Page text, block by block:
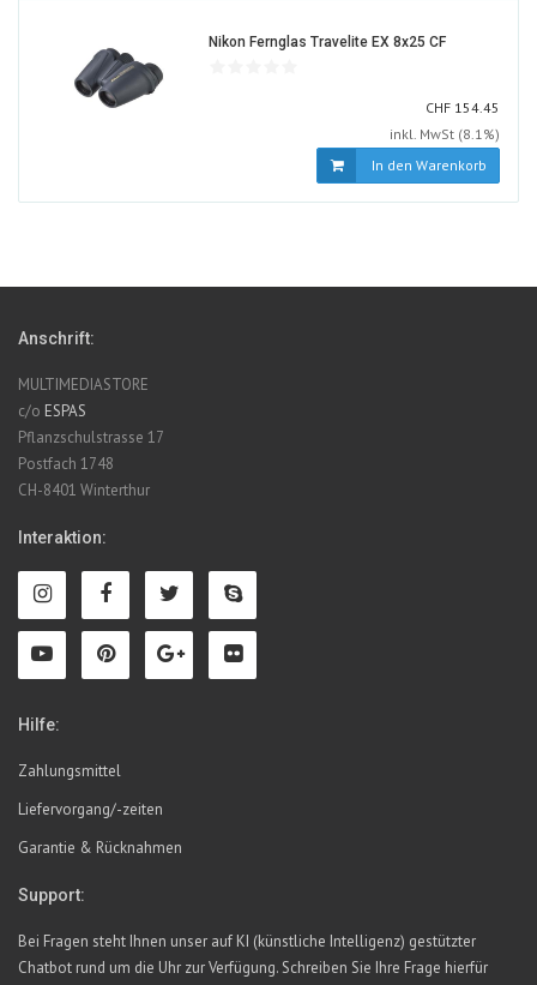
Nikon Fernglas Travelite EX 8x25 CF1362169-
CHF CHF
154.45
inkl. MwSt (8.1%)
In den Warenkorb
Anschrift:
MULTIMEDIASTORE
c/o ESPAS
Pflanzschulstrasse 17
Postfach 1748
CH-8401 Winterthur
Interaktion:
Hilfe:
Zahlungsmittel
Liefervorgang/-zeiten
Garantie & Rücknahmen
Support:
Bei Fragen steht Ihnen unser auf KI (künstliche Intelligenz) gestützter
Chatbot rund um die Uhr zur Verfügung. Schreiben Sie Ihre Frage hierfür